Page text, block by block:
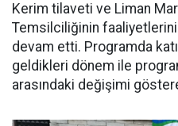
Kerim tilaveti ve Liman
Temsilciliğinin faaliyetlerini
devam etti. Programda
geldikleri dönem ile
arasındaki değişimi